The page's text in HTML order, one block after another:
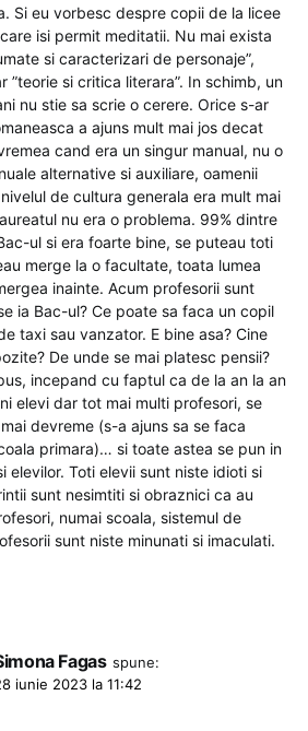
Si eu vorbesc despre copii de la licee
isi permit meditatii. Nu mai exista
si caracterizari de personaje”,
”teorie si critica literara”. In schimb, un
nu stie sa scrie o cerere. Orice s-ar
a ajuns mult mai jos decat
cand era un singur manual, nu o
alternative si auxiliare, oamenii
de cultura generala era mult mai
nu era o problema. 99% dintre
ul si era foarte bine, se puteau toti
merge la o facultate, toata lumea
inainte. Acum profesorii sunt
ia Bac-ul? Ce poate sa faca un copil
taxi sau vanzator. E bine asa? Cine
De unde se mai platesc pensii?
incepand cu faptul ca de la an la an
elevi dar tot mai multi profesori, se
devreme (s-a ajuns sa se faca
primara)… si toate astea se pun in
elevilor. Toti elevii sunt niste idioti si
sunt nesimtiti si obraznici ca au
numai scoala, sistemul de
sunt niste minunati si imaculati.
Fagas spune:
iunie 2023 la 11:42